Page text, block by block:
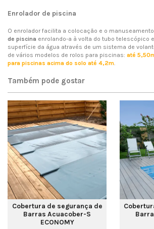
Enrolador de piscina
O enrolador facilita a colocação e o
de piscina enrolando-a à volta do tubo telescópico
superfície da água através de um sistema de
de vários modelos de rolos para piscinas: até
para piscinas acima do solo até 4,2m.
Também pode gostar
Cobertura de segurança de
Barras Acuacober-S
ECONOMY